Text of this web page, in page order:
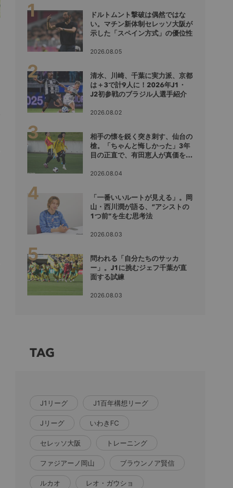
ドルトムント撃破は偶然ではな
い。マチン新体制セレッソ大阪が
示した「スペイン方式」の優位性
2026.08.05
清水、川崎、千葉に実力派、京都
は＋3で計9人に！2026年J1・
J2初参戦のブラジル人選手紹介
2026.08.02
相手の懐を鋭く突き刺す、仙台の
槍。「ちゃんと悔しかった」3年
目の正直で、有田恵人が真価を示
2026.08.04
「一番いいルートが見える」。岡
山・西川潤が語る、“アシストの
1つ前”を生む思考法
2026.08.03
問われる「自分たちのサッカ
ー」。J1に挑むジェフ千葉が直
面する試練
2026.08.03
TAG
J1リーグ J1百年構想リーグ
Jリーグ いわきFC
セレッソ大阪 トレーニング
ファジアーノ岡山 ブラウンノア賢信
ルカオ レオ・ガウショ